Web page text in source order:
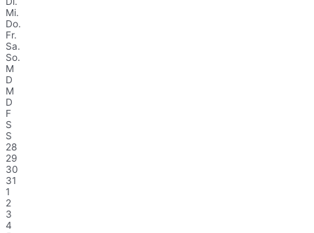
Mi.
Do.
Fr.
Sa.
So.
M
D
M
D
F
S
S
28
29
30
31
1
2
3
4